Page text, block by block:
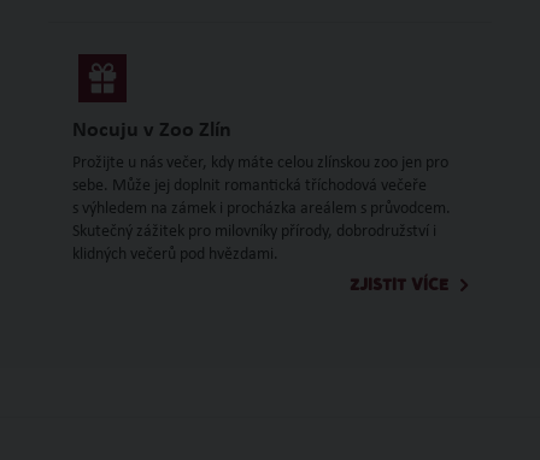
Nocuju v Zoo Zlín
Prožijte u nás večer, kdy máte celou zlínskou zoo jen pro
sebe. Může jej doplnit romantická tříchodová večeře
s výhledem na zámek i procházka areálem s průvodcem.
Skutečný zážitek pro milovníky přírody, dobrodružství i
klidných večerů pod hvězdami.
ZJISTIT VÍCE